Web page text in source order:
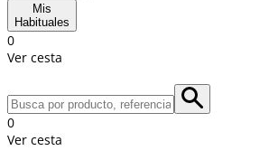
Mis
Habituales
0
Ver cesta
0
Ver cesta